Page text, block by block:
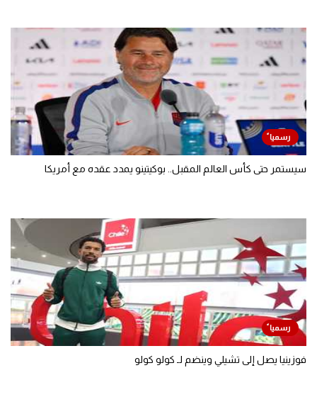
سيستمر حتى كأس العالم المقبل.. بوكيتينو يمدد عقده مع أمريكا
فوزينيا يصل إلى تشيلي وينضم لـ كولو كولو